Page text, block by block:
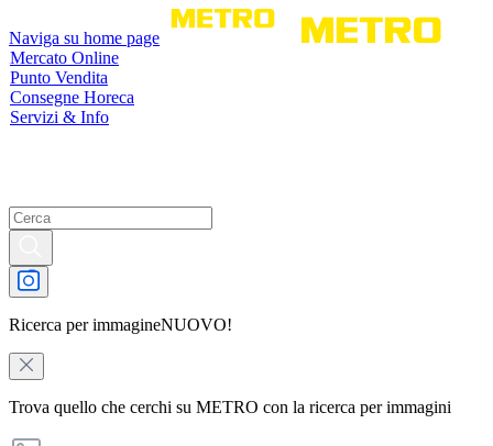
Naviga su home page
Mercato Online
Punto Vendita
Consegne Horeca
Servizi & Info
Ricerca per immagineNUOVO!
Trova quello che cerchi su METRO con la ricerca per immagini